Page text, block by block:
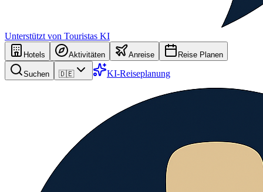
Unterstützt von Touristas KI
Hotels Aktivitäten Anreise Reise Planen
Suchen 🇩🇪 KI-Reiseplanung